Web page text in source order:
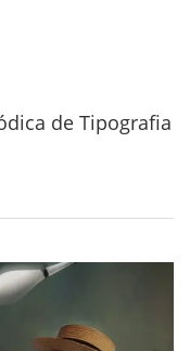
de Tipografia